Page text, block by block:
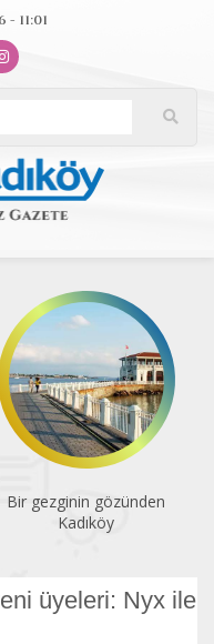
11:01
Bir gezginin gözünden
Kadıköy
üyeleri: Nyx ile